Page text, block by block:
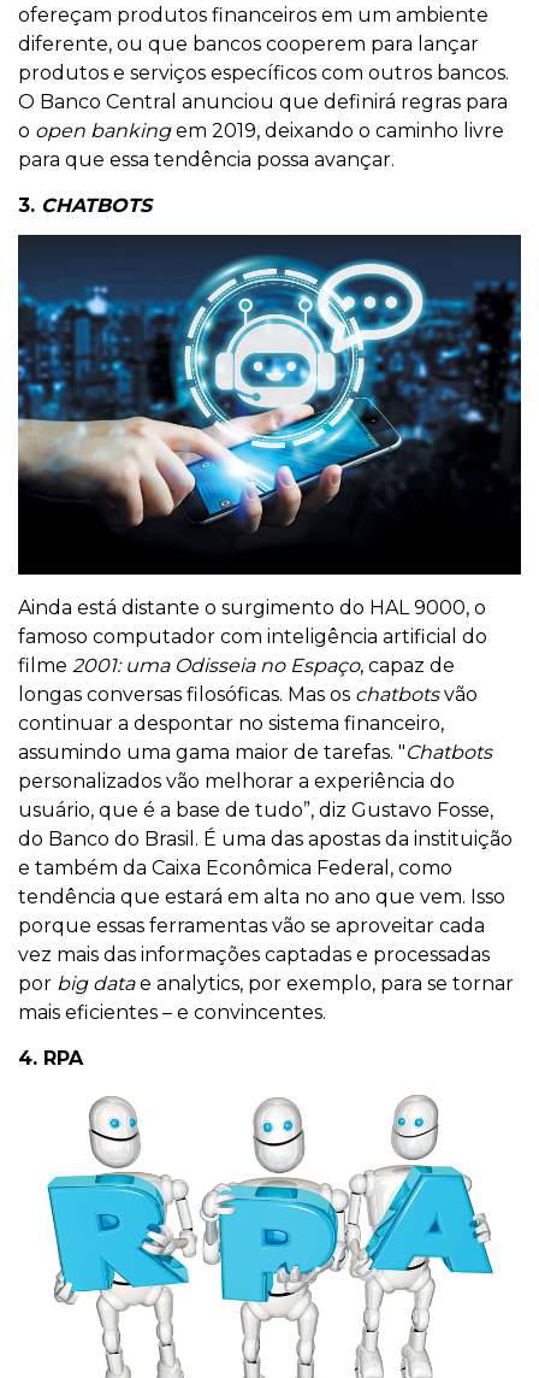
ofereçam produtos financeiros em um ambiente
diferente, ou que bancos cooperem para lançar
produtos e serviços específicos com outros bancos.
O Banco Central anunciou que definirá regras para
o open bankingem 2019, deixando o caminho livre
para que essa tendência possa avançar.
3. CHATBOTS
Ainda está distante o surgimento do HAL 9000, o
famoso computador com inteligência artificial do
filme 2001: uma Odisseia no Espaço, capaz de
longas conversas filosóficas. Mas os chatbotsvão
continuar a despontar no sistema financeiro,
assumindo uma gama maior de tarefas. "Chatbots
personalizados vão melhorar a experiência do
usuário, que é a base de tudo”, diz Gustavo Fosse,
do Banco do Brasil. É uma das apostas da instituição
e também da Caixa Econômica Federal, como
tendência que estará em alta no ano que vem. Isso
porque essas ferramentas vão se aproveitar cada
vez mais das informações captadas e processadas
por big datae analytics, por exemplo, para se tornar
mais eficientes – e convincentes.
4. RPA